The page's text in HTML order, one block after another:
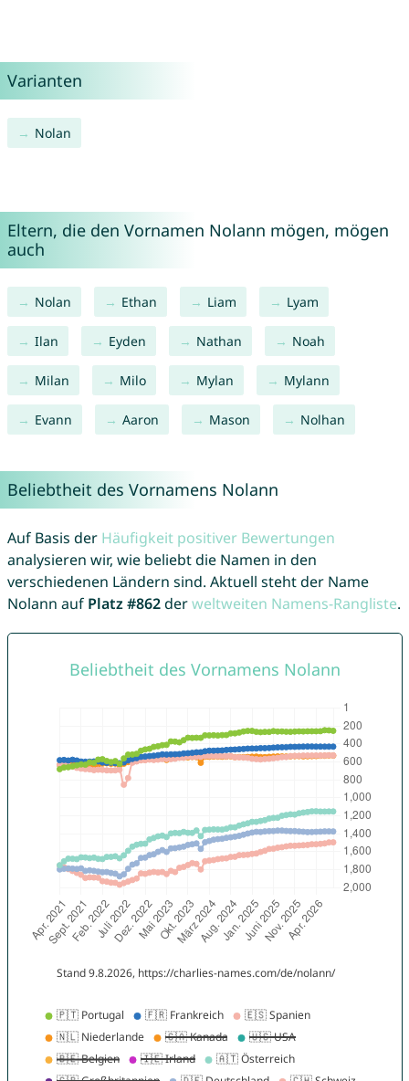
Varianten
Nolan
Eltern, die den Vornamen Nolann mögen, mögen
auch
Nolan Ethan Liam Lyam
Ilan Eyden Nathan Noah
Milan Milo Mylan Mylann
Evann Aaron Mason Nolhan
Beliebtheit des Vornamens Nolann
Auf Basis der Häufigkeit positiver Bewertungen
analysieren wir, wie beliebt die Namen in den
verschiedenen Ländern sind. Aktuell steht der Name
Nolann auf Platz #862derweltweiten Namens-Rangliste.